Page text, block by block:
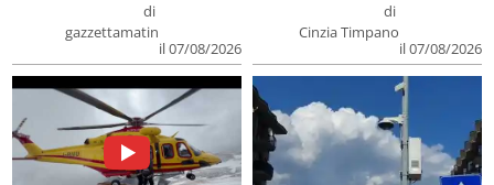
di
gazzettamatin
il 07/08/2026
di
Cinzia Timpano
il 07/08/2026